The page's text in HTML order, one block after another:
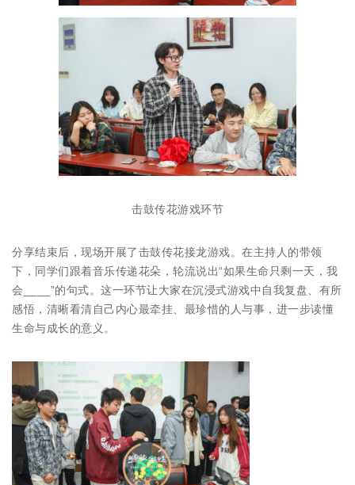
击鼓传花游戏环节
分享结束后，现场开展了击鼓传花接龙游戏。在主持人的带领
下，同学们跟着音乐传递花朵，轮流说出“如果生命只剩一天，我
会____”的句式。这一环节让大家在沉浸式游戏中自我复盘、有所
感悟，清晰看清自己内心最牵挂、最珍惜的人与事，进一步读懂
生命与成长的意义。